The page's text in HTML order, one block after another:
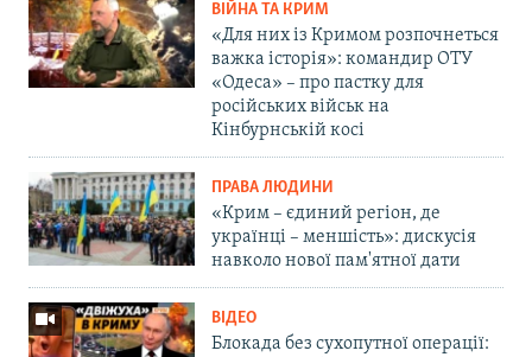
ВІЙНА ТА КРИМ
«Для них із Кримом розпочнеться
важка історія»: командир ОТУ
«Одеса» – про пастку для
російських військ на
Кінбурнській косі
ПРАВА ЛЮДИНИ
«Крим – єдиний регіон, де
українці – меншість»: дискусія
навколо нової пам'ятної дати
ВІДЕО
Блокада без сухопутної операції: